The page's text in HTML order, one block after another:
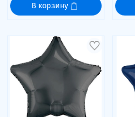
В корзину